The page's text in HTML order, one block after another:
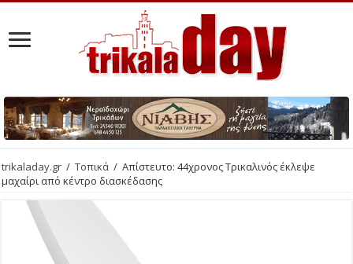
trikaladay.gr / Τοπικά / Απίστευτο: 44χρονος Τρικαλινός έκλεψε
μαχαίρι από κέντρο διασκέδασης